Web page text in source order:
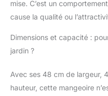
mise. C’est un
cause la qualité ou
Dimensions et capacité :
jardin ?
Avec ses 48 cm de largeur,
hauteur, cette mangeoire